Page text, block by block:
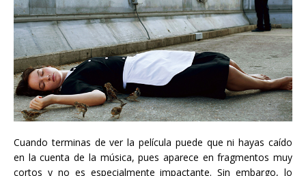
Cuando terminas de ver la película puede que ni hayas caído
en la cuenta de la música, pues aparece en fragmentos muy
cortos y no es especialmente impactante. Sin embargo, lo